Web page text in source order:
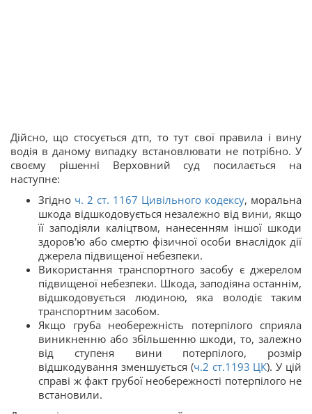
Дійсно, що стосується дтп, то тут свої правила і вину
водія в даному випадку встановлювати не потрібно. У
своєму рішенні Верховний суд посилається на
наступне:
Згідно ч. 2 ст. 1167 Цивільного кодексу, моральна
шкода відшкодовується незалежно від вини, якщо
її заподіяли каліцтвом, нанесенням іншої шкоди
здоров'ю або смертю фізичної особи внаслідок дії
джерела підвищеної небезпеки.
Використання транспортного засобу є джерелом
підвищеної небезпеки. Шкода, заподіяна останнім,
відшкодовується людиною, яка володіє таким
транспортним засобом.
Якщо груба необережність потерпілого сприяла
виникненню або збільшенню шкоди, то, залежно
від ступеня вини потерпілого, розмір
відшкодування зменшується (ч.2 ст.1193 ЦК). У цій
справі ж факт грубої необережності потерпілого не
встановили.